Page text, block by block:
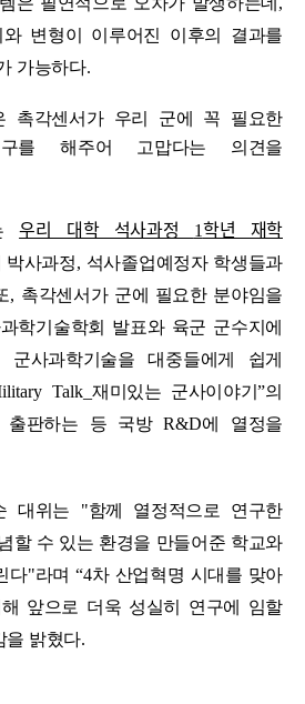
변형이 이루어진 이후의 결과를
가능하다.
촉각센서가 우리 군에 꼭 필요한
를 해주어 고맙다는 의견을
우리 대학 석사과정 1학년 재학
박사과정, 석사졸업예정자 학생들과
, 촉각센서가 군에 필요한 분야임을
학기술학회 발표와 육군 군수지에
군사과학기술을 대중들에게 쉽게
Talk_ 재미있는 군사이야기”의
출판하는 등 국방R&D에 열정을
대위는 "함께 열정적으로 연구한
할 수 있는 환경을 만들어준 학교와
다"라며 “4차 산업혁명 시대를 맞아
앞으로 더욱 성실히 연구에 임할
을 밝혔다.